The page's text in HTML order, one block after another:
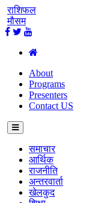
राशिफल
मौसम
About
Programs
Presenters
Contact US
समाचार
आर्थिक
राजनीति
अन्तरवार्ता
खेलकुद